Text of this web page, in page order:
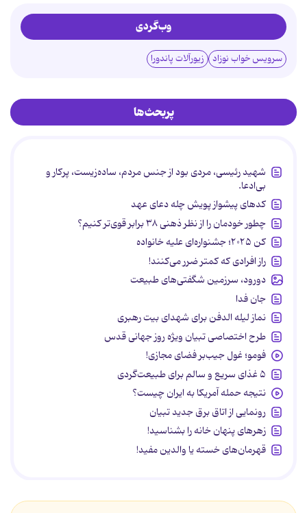
وب‌گردی
سرویس خواب نوزاد زیورآلات پاندورا
پربحث‌ها
شهید رئیسی، مردی بود از جنس مردم، ساده‌زیست، پرکار و
بی‌ادعا.
کدهای پیشواز پویش چله دعای عهد
چطور خودمان را از نظر ذهنی ۳۸ برابر قوی‌تر کنیم؟
کن ۲۰۲۵؛ جشنواره‌ای علیه خانواده
راز افرادی که کمتر ضرر می‌کنند!
دورود، سرزمین شگفتی‌های طبیعت
جان فدا
نماز لیله الدفن برای شهدای بیت رهبری
طرح اختصاصی تبیان ویژه روز جهانی قدس
فومو؛ غول جیب‌بر فضای مجازی!
۵ غذای سریع و سالم برای طبیعت‌گردی
نتیجه حمله آمریکا به ایران چیست؟
رونمایی از اتاق برق جدید تبیان
زهرهای پنهان خانه را بشناسید!
قهرمان‌های خسته یا والدین مفید!